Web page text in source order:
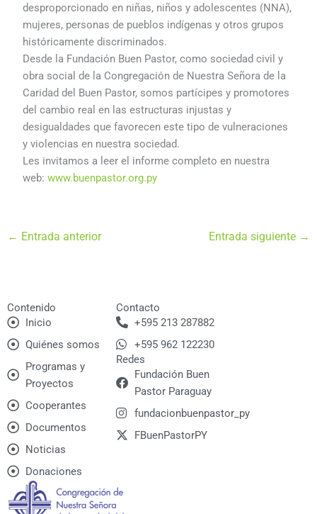
desproporcionado en niñas, niños y adolescentes (NNA),
mujeres, personas de pueblos indígenas y otros grupos
históricamente discriminados.
Desde la Fundación Buen Pastor, como sociedad civil y
obra social de la Congregación de Nuestra Señora de la
Caridad del Buen Pastor, somos partícipes y promotores
del cambio real en las estructuras injustas y
desigualdades que favorecen este tipo de vulneraciones
y violencias en nuestra sociedad.
Les invitamos a leer el informe completo en nuestra
web:www.buenpastor.org.py
← Entrada anterior Entrada siguiente →
Contenido
Inicio
Quiénes somos
Programas y
Proyectos
Cooperantes
Documentos
Noticias
Donaciones
Contacto
+595 213 287882
+595 962 122230
Redes
Fundación Buen
Pastor Paraguay
fundacionbuenpastor_py
FBuenPastorPY